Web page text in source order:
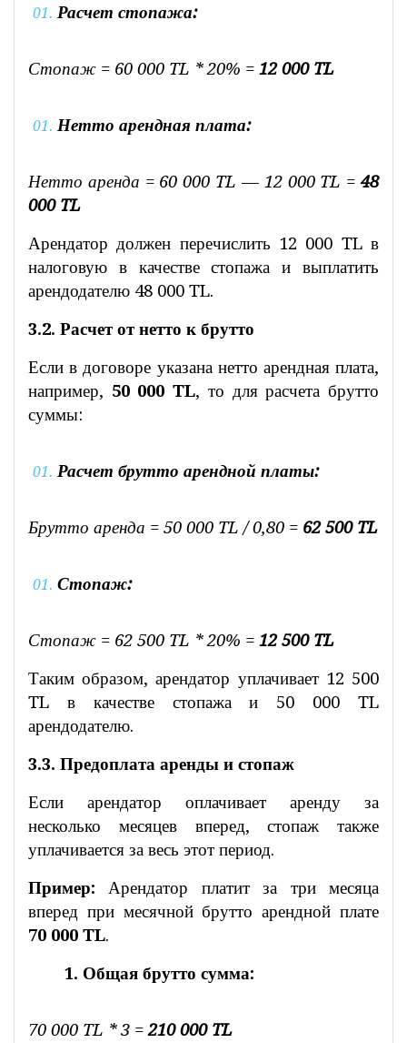
Расчет стопажа:
Стопаж = 60 000 TL * 20% = 12 000 TL
Нетто арендная плата:
Нетто аренда = 60 000 TL — 12 000 TL =48
000 TL
Арендатор должен перечислить 12 000 TL в
налоговую в качестве стопажа и выплатить
арендодателю 48 000 TL.
3.2. Расчет от нетто к брутто
Если в договоре указана нетто арендная плата,
например, 50 000 TL, то для расчета брутто
суммы:
Расчет брутто арендной платы:
Брутто аренда = 50 000 TL / 0,80 = 62 500 TL
Стопаж:
Стопаж = 62 500 TL * 20% = 12 500 TL
Таким образом, арендатор уплачивает 12 500
TL в качестве стопажа и 50 000 TL
арендодателю.
3.3. Предоплата аренды и стопаж
Если арендатор оплачивает аренду за
несколько месяцев вперед, стопаж также
уплачивается за весь этот период.
Пример: Арендатор платит за три месяца
вперед при месячной брутто арендной плате
70 000 TL.
1. Общая брутто сумма:
70 000 TL * 3 = 210 000 TL